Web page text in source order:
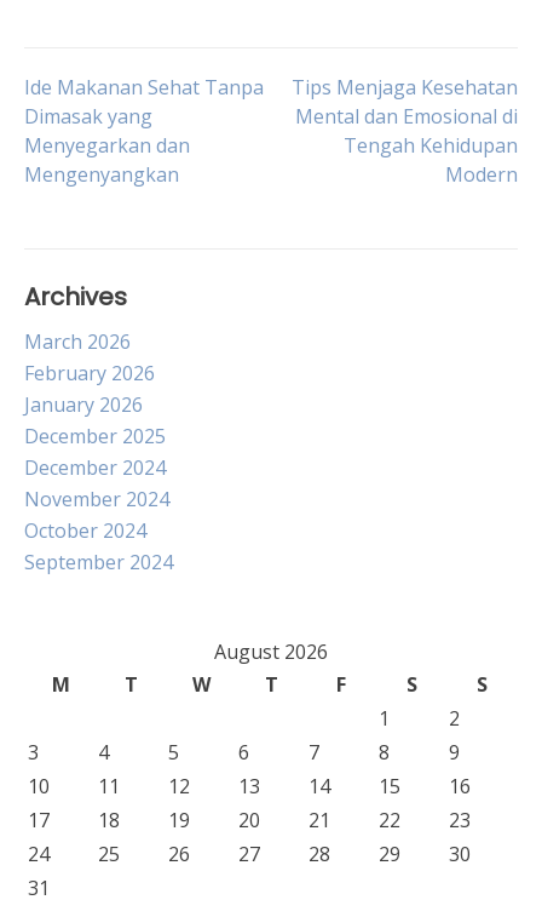
Post
navigation
Ide Makanan Sehat Tanpa
Dimasak yang
Menyegarkan dan
Mengenyangkan
Tips Menjaga Kesehatan
Mental dan Emosional di
Tengah Kehidupan
Modern
Archives
March 2026
February 2026
January 2026
December 2025
December 2024
November 2024
October 2024
September 2024
August 2026
M
T W T F S
S
1
2
3
4 5 6 7 8
9
10
11 12 13 14 15
16
17
18 19 20 21 22
23
24
25 26 27 28 29
30
31